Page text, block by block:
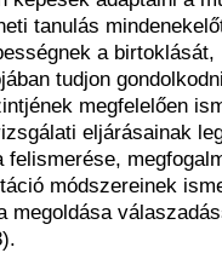
tanulás
a birtoklását,
tudjon
megfelelően
eljárásainak
módszereinek
megoldása